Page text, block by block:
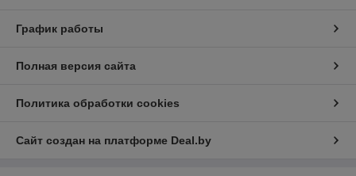
График работы
Полная версия сайта
Политика обработки cookies
Сайт создан на платформе Deal.by